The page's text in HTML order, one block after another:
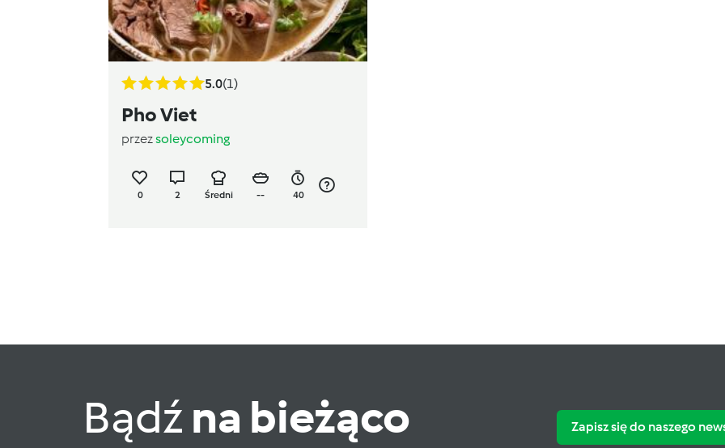
5.0(1)
Pho Viet
przezsoleycoming
0 2 Średni -- 40
Bądź na bieżąco Zapisz się do naszego